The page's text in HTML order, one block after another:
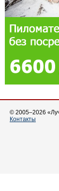
© 2005–2026
Контакты